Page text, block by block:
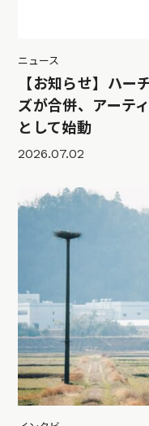
ニュース
【お知らせ】ハー
ズが合併、アーテ
として始動
2026.07.02